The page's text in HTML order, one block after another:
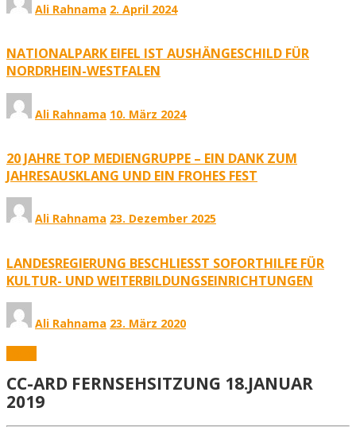
Ali Rahnama 2. April 2024
NATIONALPARK EIFEL IST AUSHÄNGESCHILD FÜR
NORDRHEIN-WESTFALEN
Ali Rahnama 10. März 2024
20 JAHRE TOP MEDIENGRUPPE – EIN DANK ZUM
JAHRESAUSKLANG UND EIN FROHES FEST
Ali Rahnama 23. Dezember 2025
LANDESREGIERUNG BESCHLIESST SOFORTHILFE FÜR K
ULTUR- UND WEITERBILDUNGSEINRICHTUNGEN
Ali Rahnama 23. März 2020
CC-ARD FERNSEHSITZUNG 18.JANUAR
2019